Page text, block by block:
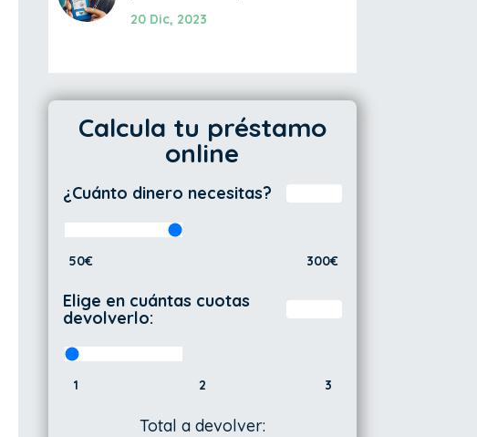
20 Dic, 2023
Calcula tu préstamo
online
¿Cuánto dinero necesitas?
50€ 300€
Elige en cuántas cuotas
devolverlo:
1 2 3
Total a devolver: